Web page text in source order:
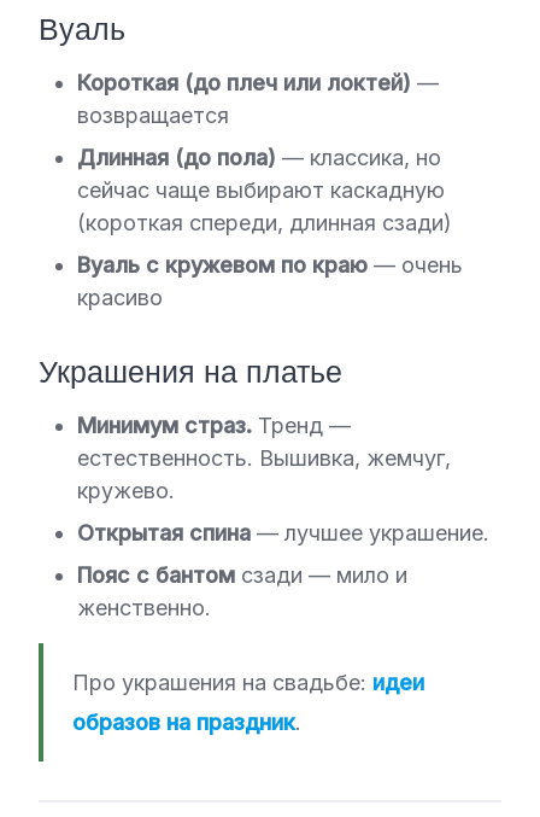
Вуаль
Короткая (до плеч или локтей) —
возвращается
Длинная (до пола) — классика, но
сейчас чаще выбирают каскадную
(короткая спереди, длинная сзади)
Вуаль с кружевом по краю — очень
красиво
Украшения на платье
Минимум страз. Тренд —
естественность. Вышивка, жемчуг,
кружево.
Открытая спина — лучшее украшение.
Пояс с бантом сзади — мило и
женственно.
Про украшения на свадьбе: идеи
образов на праздник.